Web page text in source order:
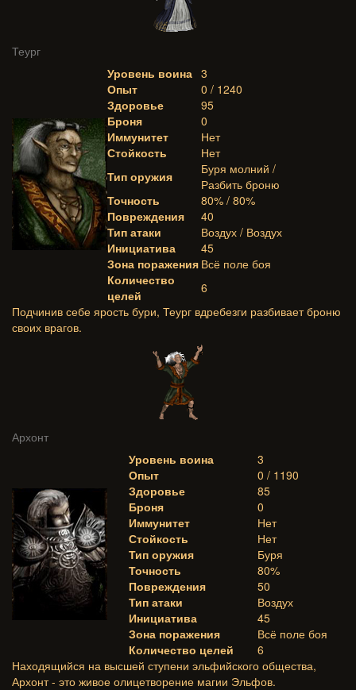
Теург
Уровень воина 3
Опыт
0 / 1240
Здоровье
95
Броня
0
Иммунитет
Нет
Стойкость
Нет
Тип оружия
Буря молний /
Разбить броню
Точность
80% / 80%
Повреждения
40
Тип атаки
Воздух / Воздух
Инициатива
45
Зона поражения Всё поле боя
Количество
целей
6
Подчинив себе ярость бури, Теург вдребезги разбивает броню
своих врагов.
Архонт
Уровень воина
3
Опыт
0 / 1190
Здоровье
85
Броня
0
Иммунитет
Нет
Стойкость
Нет
Тип оружия
Буря
Точность
80%
Повреждения
50
Тип атаки
Воздух
Инициатива
45
Зона поражения
Всё поле боя
Количество целей
6
Находящийся на высшей ступени эльфийского общества,
Архонт - это живое олицетворение магии Эльфов.